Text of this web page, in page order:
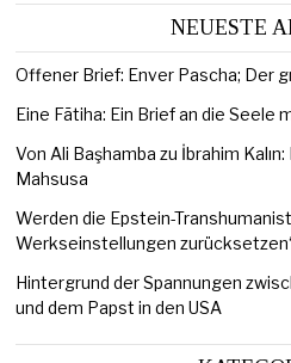
NEUESTE
Offener Brief: Enver Pascha; Der
Eine Fātiha: Ein Brief an die Seele
Von Ali Başhamba zu İbrahim
Mahsusa
Werden die Epstein-
Werkseinstellungen
Hintergrund der Spannungen
und dem Papst in den USA